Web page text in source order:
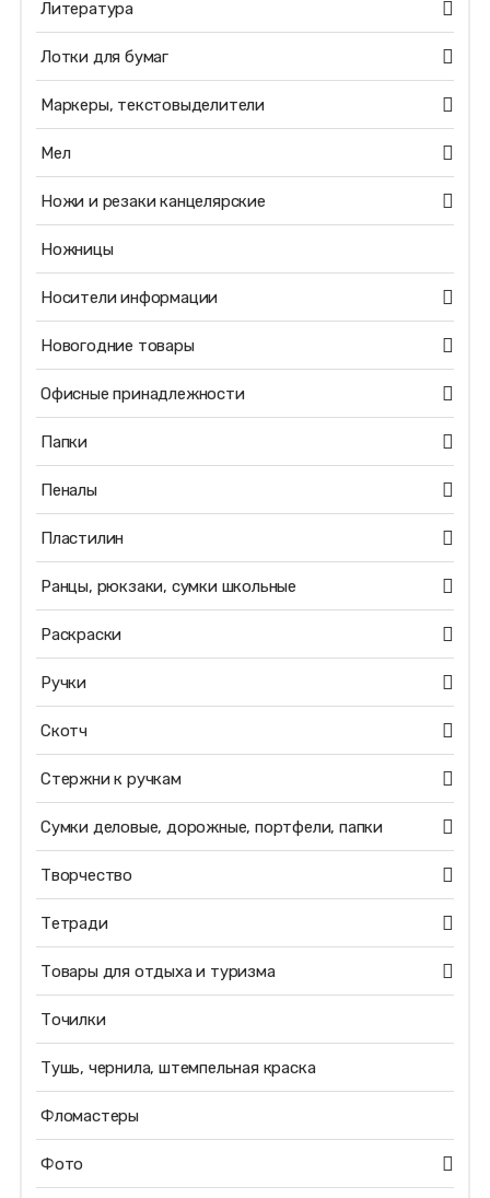
Литература
Лотки для бумаг
Маркеры, текстовыделители
Мел
Ножи и резаки канцелярские
Ножницы
Носители информации
Новогодние товары
Офисные принадлежности
Папки
Пеналы
Пластилин
Ранцы, рюкзаки, сумки школьные
Раскраски
Ручки
Скотч
Стержни к ручкам
Сумки деловые, дорожные, портфели, папки
Творчество
Тетради
Товары для отдыха и туризма
Точилки
Тушь, чернила, штемпельная краска
Фломастеры
Фото